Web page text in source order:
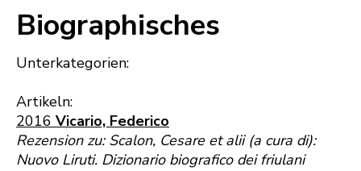
Biographisches
Unterkategorien:
Artikeln:
2016 Vicario, Federico
Rezension zu: Scalon, Cesare et alii (a cura di):
Nuovo Liruti. Dizionario biografico dei friulani